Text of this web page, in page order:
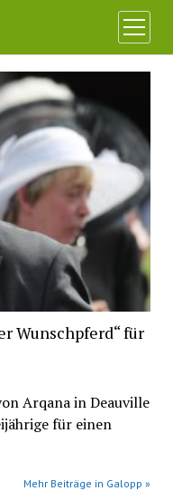
Menü
öffnen
Wunschpferd“ für
Arqana in Deauville
für einen
Mehr Beiträge in Galopp »